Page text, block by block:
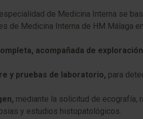
de Medicina Interna se
de Medicina Interna de HM Málaga
acompañada de
y pruebas de laboratorio, para
mediante la solicitud de ecografía,
y estudios histopatológicos.